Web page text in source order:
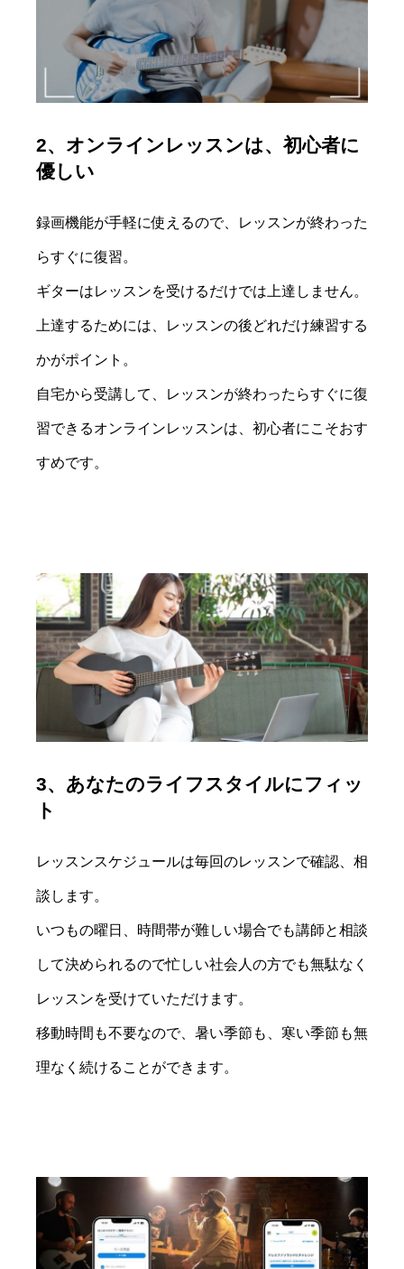
2、オンラインレッスンは、初心者に
優しい
録画機能が手軽に使えるので、レッスンが終わった
らすぐに復習。
ギターはレッスンを受けるだけでは上達しません。
上達するためには、レッスンの後どれだけ練習する
かがポイント。
自宅から受講して、レッスンが終わったらすぐに復
習できるオンラインレッスンは、初心者にこそおす
すめです。
3、あなたのライフスタイルにフィッ
ト
レッスンスケジュールは毎回のレッスンで確認、相
談します。
いつもの曜日、時間帯が難しい場合でも講師と相談
して決められるので忙しい社会人の方でも無駄なく
レッスンを受けていただけます。
移動時間も不要なので、暑い季節も、寒い季節も無
理なく続けることができます。